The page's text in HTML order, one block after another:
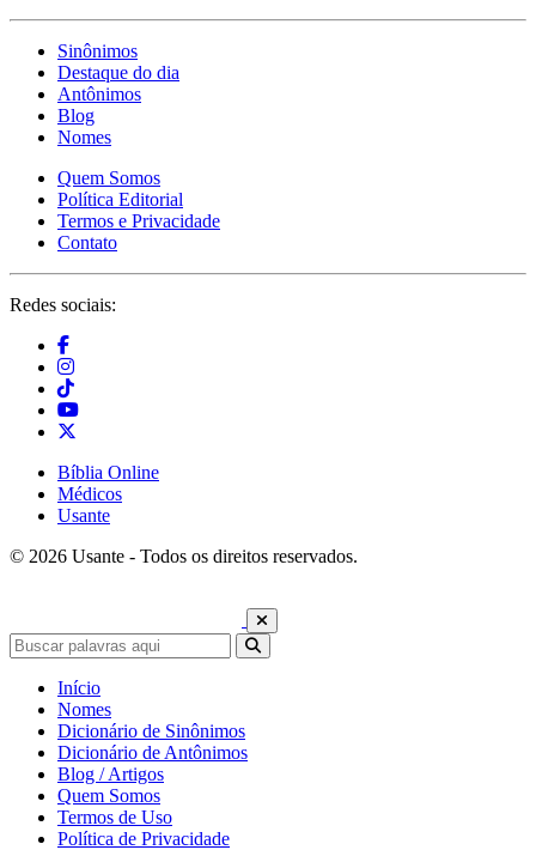
Sinônimos
Destaque do dia
Antônimos
Blog
Nomes
Quem Somos
Política Editorial
Termos e Privacidade
Contato
Redes sociais:
Bíblia Online
Médicos
Usante
© 2026 Usante - Todos os direitos reservados.
Início
Nomes
Dicionário de Sinônimos
Dicionário de Antônimos
Blog / Artigos
Quem Somos
Termos de Uso
Política de Privacidade